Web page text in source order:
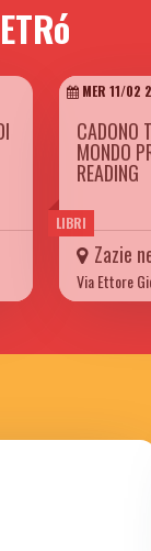
LIBRI
MER 11/02
CADONO
MONDO
READING
Zazie
Via Ettore